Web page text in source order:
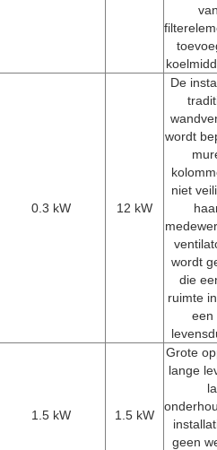
0.3 kW 12 kW
De
wordt
niet
wordt
die
ruimte
een
1.5 kW 1.5 kW
Grote
lange
geen